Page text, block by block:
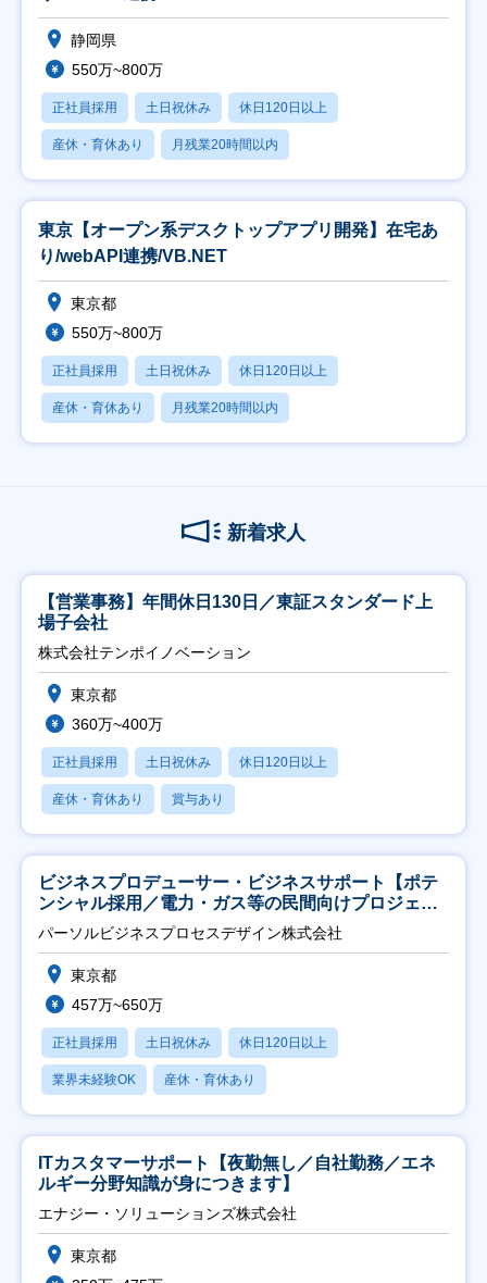
静岡県
550万~800万
正社員採用 土日祝休み 休日120日以上
産休・育休あり 月残業20時間以内
東京【オープン系デスクトップアプリ開発】在宅あ
り/webAPI連携/VB.NET
東京都
550万~800万
正社員採用 土日祝休み 休日120日以上
産休・育休あり 月残業20時間以内
新着求人
【営業事務】年間休日130日／東証スタンダード上
場子会社
株式会社テンポイノベーション
東京都
360万~400万
正社員採用 土日祝休み 休日120日以上
産休・育休あり 賞与あり
ビジネスプロデューサー・ビジネスサポート【ポテ
ンシャル採用／電力・ガス等の民間向けプロジェク
ト推進】
パーソルビジネスプロセスデザイン株式会社
東京都
457万~650万
正社員採用 土日祝休み 休日120日以上
業界未経験OK 産休・育休あり
ITカスタマーサポート【夜勤無し／自社勤務／エネ
ルギー分野知識が身につきます】
エナジー・ソリューションズ株式会社
東京都